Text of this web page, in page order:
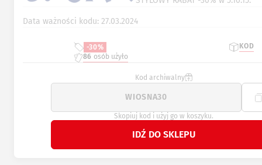
Data ważności kodu: 27.03.2024
-30%
86 osób użyło
KOD
Kod archiwalny
Skopiuj kod i użyj go w koszyku.
IDŹ DO SKLEPU